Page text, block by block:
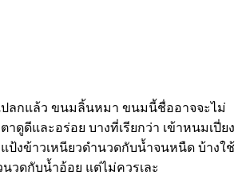
ลกแล้ว ขนมลิ้นหมา ขนมนี้ชื่ออาจจะไม่
าดูดีและอร่อย บางที่เรียกว่า เข้าหนมเปี่ยง
ป้งข้าวเหนียวดำนวดกับน้ำจนหนืด บ้างใช้
วดกับน้ำอ้อย แต่ไม่ควรเละ